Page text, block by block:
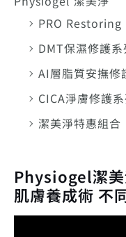
PRO Restoring
DMT保濕修護系
AI層脂質安撫修
CICA淨膚修護
潔美淨特惠組合
Physiogel潔
肌膚養成術 不